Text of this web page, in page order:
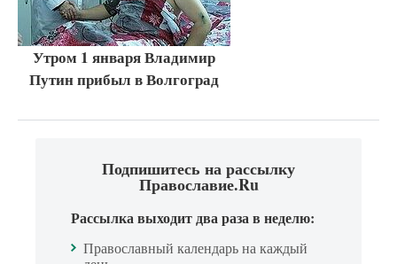
Утром 1 января Владимир
Путин прибыл в Волгоград
Подпишитесь на рассылку
Православие.Ru
Рассылка выходит два раза в неделю:
Православный календарь на каждый